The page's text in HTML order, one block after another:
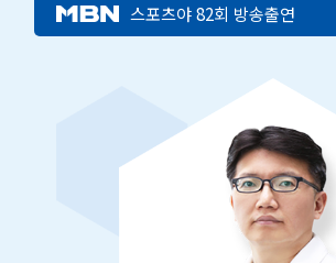
스포츠야 82회 방송출연